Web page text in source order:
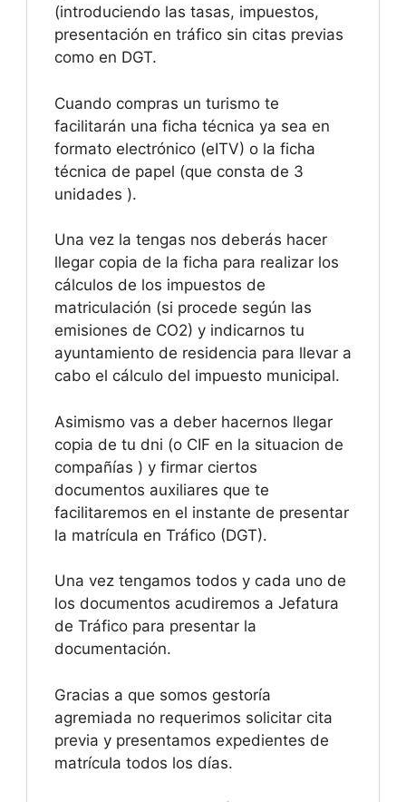
(introduciendo las tasas, impuestos,
presentación en tráfico sin citas previas
como en DGT.
Cuando compras un turismo te
facilitarán una ficha técnica ya sea en
formato electrónico (eITV) o la ficha
técnica de papel (que consta de 3
unidades ).
Una vez la tengas nos deberás hacer
llegar copia de la ficha para realizar los
cálculos de los impuestos de
matriculación (si procede según las
emisiones de CO2) y indicarnos tu
ayuntamiento de residencia para llevar a
cabo el cálculo del impuesto municipal.
Asimismo vas a deber hacernos llegar
copia de tu dni (o CIF en la situacion de
compañías ) y firmar ciertos
documentos auxiliares que te
facilitaremos en el instante de presentar
la matrícula en Tráfico (DGT).
Una vez tengamos todos y cada uno de
los documentos acudiremos a Jefatura
de Tráfico para presentar la
documentación.
Gracias a que somos gestoría
agremiada no requerimos solicitar cita
previa y presentamos expedientes de
matrícula todos los días.